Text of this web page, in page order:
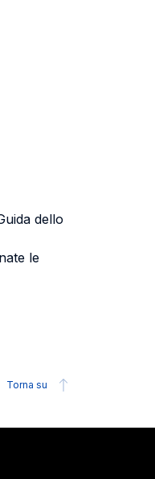
dello
le
Torna su